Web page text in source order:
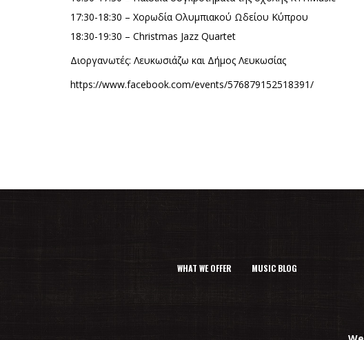
10:00-13:00 – Χριστουγεννιάτικη Μουσική από DJs
16:00-16:30 – Σχολή χορού Afro Dance
16:30-17:30 – Παιδικά συγκροτήματα της σχολής KTHMusic
17:30-18:30 – Χορωδία Ολυμπιακού Ωδείου Κύπρου
18:30-19:30 – Christmas Jazz Quartet
MUSIC BLOG